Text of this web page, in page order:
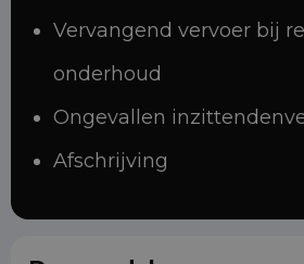
Vervangend vervoer bij
onderhoud
Ongevallen
Afschrijving